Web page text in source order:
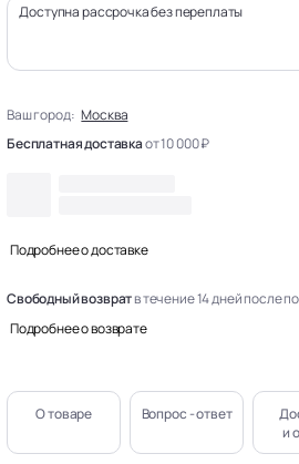
Доступна рассрочка без переплаты
Ваш город: Москва
Бесплатная доставкаот 10 000 ₽
Подробнее о доставке
Свободный возвратв течение 14 дней после
Подробнее о возврате
О товаре Вопрос - ответ
и